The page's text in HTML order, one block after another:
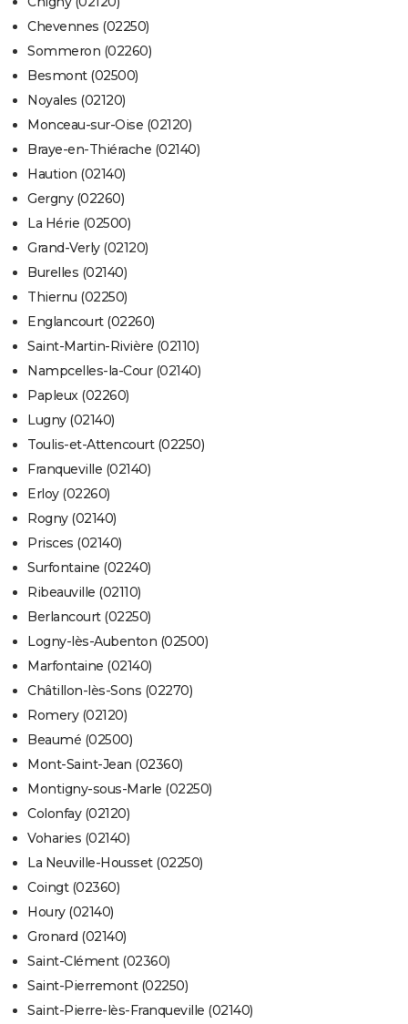
Chevennes (02250)
Sommeron (02260)
Besmont (02500)
Noyales (02120)
Monceau-sur-Oise (02120)
Braye-en-Thiérache (02140)
Haution (02140)
Gergny (02260)
La Hérie (02500)
Grand-Verly (02120)
Burelles (02140)
Thiernu (02250)
Englancourt (02260)
Saint-Martin-Rivière (02110)
Nampcelles-la-Cour (02140)
Papleux (02260)
Lugny (02140)
Toulis-et-Attencourt (02250)
Franqueville (02140)
Erloy (02260)
Rogny (02140)
Prisces (02140)
Surfontaine (02240)
Ribeauville (02110)
Berlancourt (02250)
Logny-lès-Aubenton (02500)
Marfontaine (02140)
Châtillon-lès-Sons (02270)
Romery (02120)
Beaumé (02500)
Mont-Saint-Jean (02360)
Montigny-sous-Marle (02250)
Colonfay (02120)
Voharies (02140)
La Neuville-Housset (02250)
Coingt (02360)
Houry (02140)
Gronard (02140)
Saint-Clément (02360)
Saint-Pierremont (02250)
Saint-Pierre-lès-Franqueville (02140)